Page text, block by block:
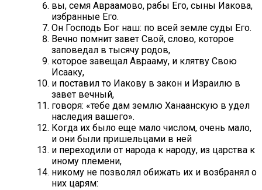
вы, семя Авраамово, рабы Его, сыны Иакова,
избранные Его.
Он Господь Бог наш: по всей земле суды Его.
Вечно помнит завет Свой, слово, которое
заповедал в тысячу родов,
которое завещал Аврааму, и клятву Свою
Исааку,
и поставил то Иакову в закон и Израилю в
завет вечный,
говоря: «тебе дам землю Ханаанскую в удел
наследия вашего».
Когда их было еще мало числом, очень мало,
и они были пришельцами в ней
и переходили от народа к народу, из царства к
иному племени,
никому не позволял обижать их и возбранял о
них царям: